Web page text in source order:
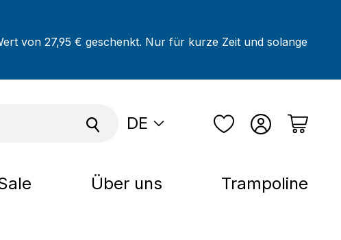
von 27,95 € geschenkt. Nur für kurze Zeit und solange
DE
Über uns Trampoline